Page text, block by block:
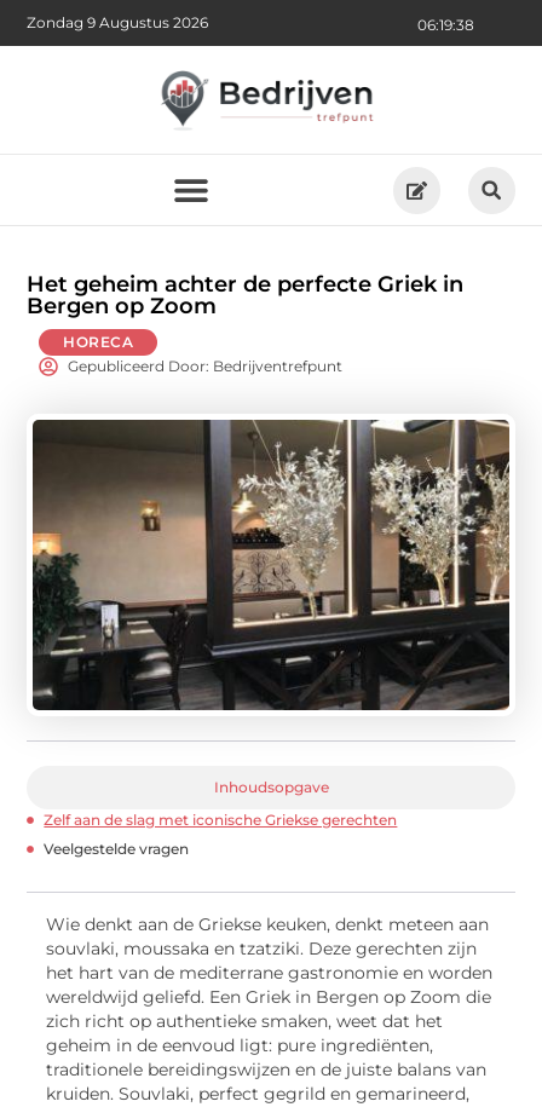
06:19:39
Zondag 9 Augustus 2026
Het geheim achter de perfecte Griek in
Bergen op Zoom
HORECA
Gepubliceerd Door: Bedrijventrefpunt
Inhoudsopgave
Zelf aan de slag met iconische Griekse gerechten
Veelgestelde vragen
Wie denkt aan de Griekse keuken, denkt meteen aan
souvlaki, moussaka en tzatziki. Deze gerechten zijn
het hart van de mediterrane gastronomie en worden
wereldwijd geliefd. Een Griek in Bergen op Zoom die
zich richt op authentieke smaken, weet dat het
geheim in de eenvoud ligt: pure ingrediënten,
traditionele bereidingswijzen en de juiste balans van
kruiden. Souvlaki, perfect gegrild en gemarineerd,